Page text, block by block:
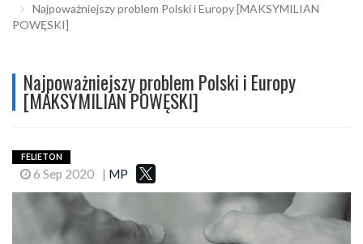
Najpoważniejszy problem Polski i Europy [MAKSYMILIAN
POWĘSKI]
Najpoważniejszy problem Polski i Europy
[MAKSYMILIAN POWĘSKI]
FELIETON
6 Sep 2020 | MP